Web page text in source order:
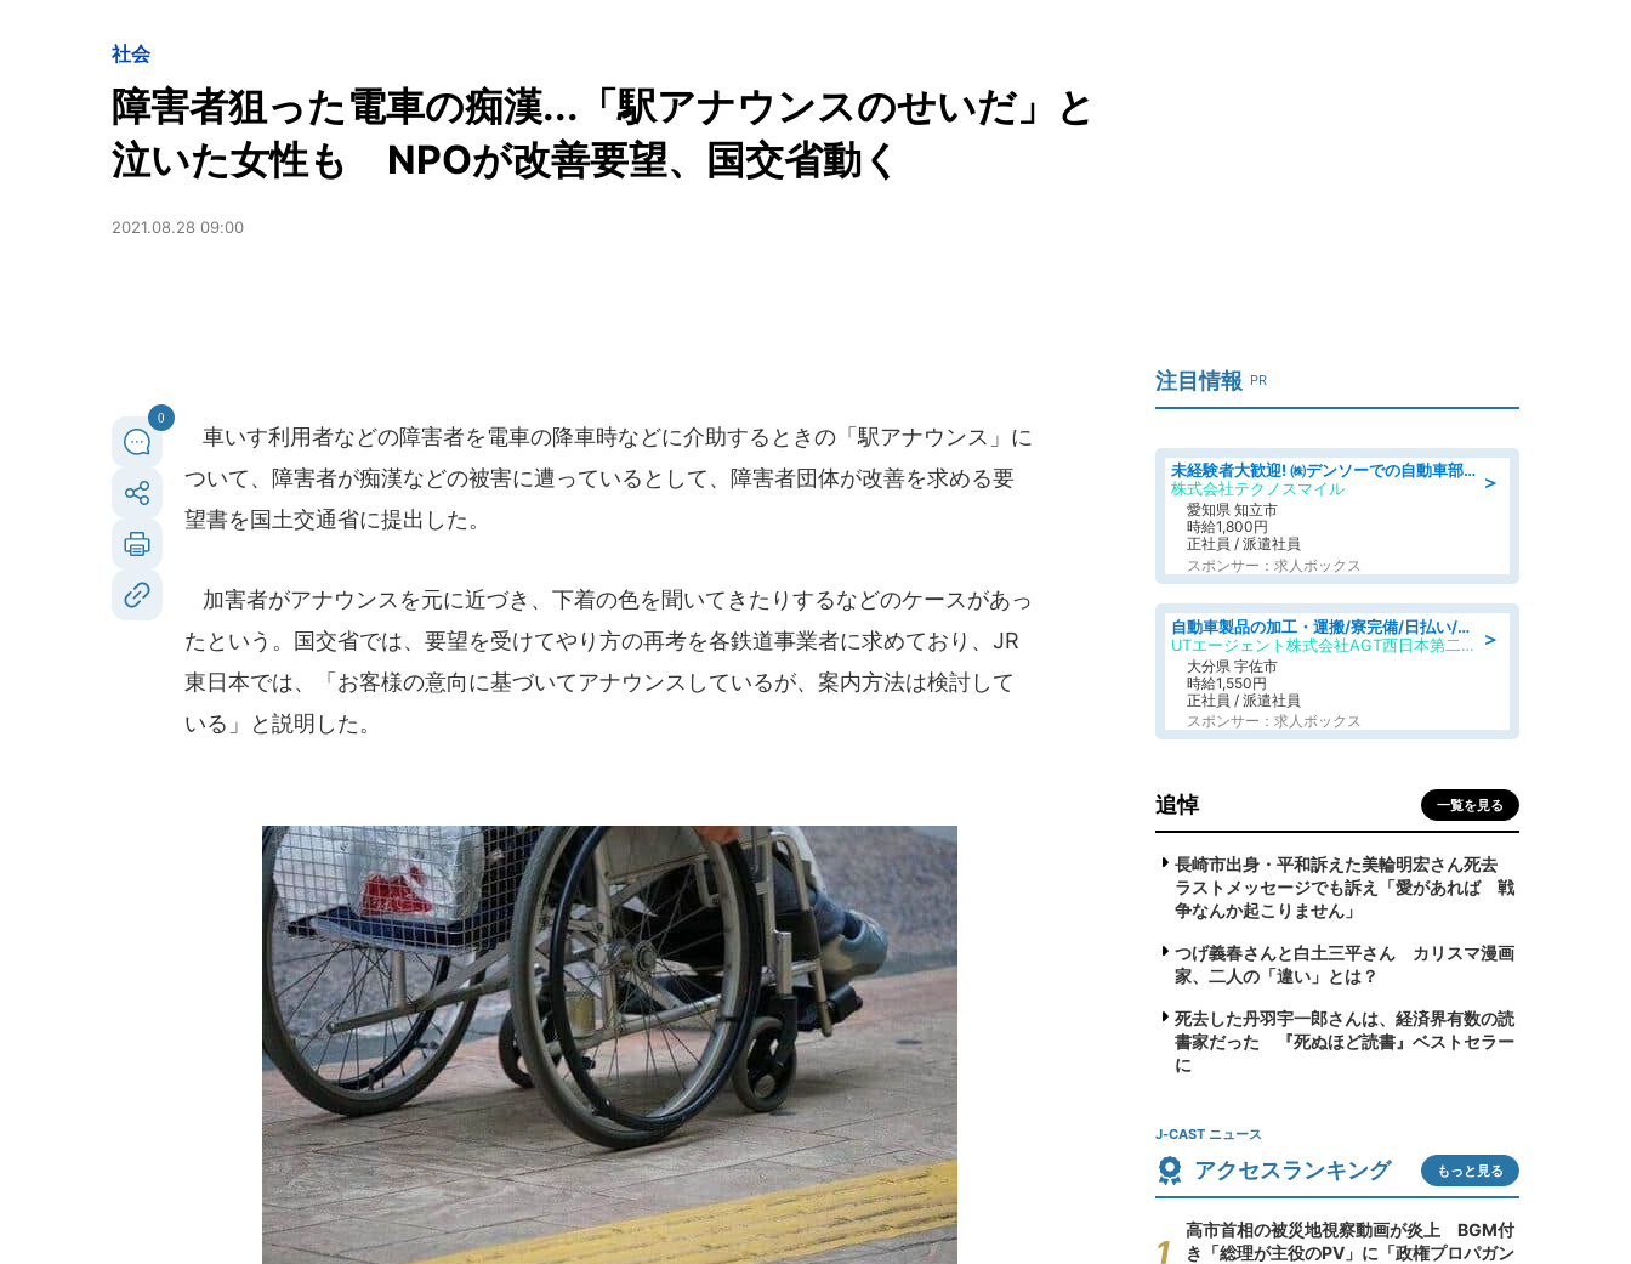
社会
障害者狙った電車の痴漢...「駅アナウンスのせいだ」と
泣いた女性も NPOが改善要望、国交省動く
2021.08.28 09:00
0
車いす利用者などの障害者を電車の降車時などに介助するときの「駅アナウンス」に
ついて、障害者が痴漢などの被害に遭っているとして、障害者団体が改善を求める要
望書を国土交通省に提出した。
加害者がアナウンスを元に近づき、下着の色を聞いてきたりするなどのケースがあっ
たという。国交省では、要望を受けてやり方の再考を各鉄道事業者に求めており、JR
東日本では、「お客様の意向に基づいてアナウンスしているが、案内方法は検討して
いる」と説明した。
注目情報 PR
＞
未経験者大歓迎! ㈱デンソーでの自動車部品の組立作業 denso aichi
株式会社テクノスマイル
愛知県 知立市
時給1,800円
正社員 / 派遣社員
スポンサー：求人ボックス
＞
自動車製品の加工・運搬/寮完備/日払い/工場・製造
UTエージェント株式会社AGT西日本第二CU
大分県 宇佐市
時給1,550円
正社員 / 派遣社員
スポンサー：求人ボックス
追悼 一覧を見る
長崎市出身・平和訴えた美輪明宏さん死去
ラストメッセージでも訴え「愛があれば 戦
争なんか起こりません」
つげ義春さんと白土三平さん カリスマ漫画
家、二人の「違い」とは？
死去した丹羽宇一郎さんは、経済界有数の読
書家だった 『死ぬほど読書』ベストセラー
に
J-CAST ニュース
アクセスランキング もっと見る
高市首相の被災地視察動画が炎上 BGM付
き「総理が主役のPV」に「政権プロパガン